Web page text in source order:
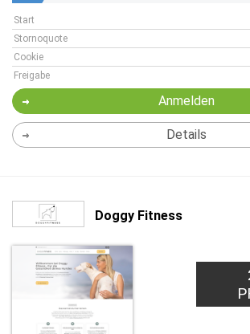
Start
Stornoquote
Cookie
Freigabe
Anmelden
Details
Doggy Fitness